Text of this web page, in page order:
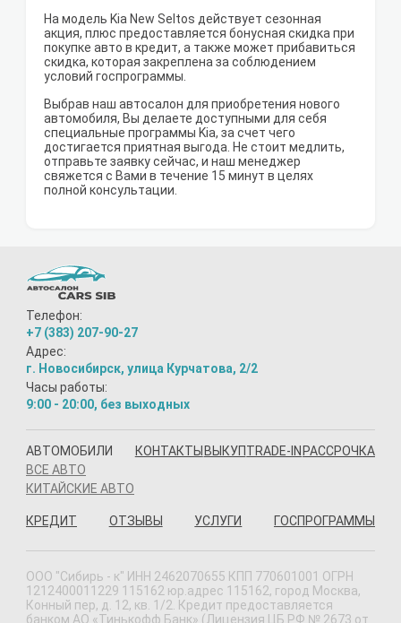
На модель Kia New Seltos действует сезонная
акция, плюс предоставляется бонусная скидка при
покупке авто в кредит, а также может прибавиться
скидка, которая закреплена за соблюдением
условий госпрограммы.
Выбрав наш автосалон для приобретения нового
автомобиля, Вы делаете доступными для себя
специальные программы Kia, за счет чего
достигается приятная выгода. Не стоит медлить,
отправьте заявку сейчас, и наш менеджер
свяжется с Вами в течение 15 минут в целях
полной консультации.
Телефон:
+7 (383) 207-90-27
Адрес:
г. Новосибирск, улица Курчатова, 2/2
Часы работы:
9:00 - 20:00, без выходных
АВТОМОБИЛИ
ВСЕ АВТО
КИТАЙСКИЕ АВТО
КОНТАКТЫ ВЫКУПTRADE-IN РАССРОЧКА
КРЕДИТ ОТЗЫВЫ УСЛУГИ ГОСПРОГРАММЫ
ООО "Сибирь - к" ИНН 2462070655 КПП 770601001 ОГРН
1212400011229 115162 юр.адрес 115162, город Москва,
Конный пер, д. 12, кв. 1/2. Кредит предоставляется
банком АО «Тинькофф Банк» (Лицензия ЦБ РФ № 2673 от